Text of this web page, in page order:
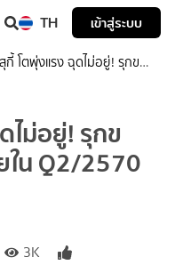
TH เข้าสู่ระบบ
กี้ โตพุ่งแรง ฉุดไม่อยู่! รุกข
ไม่อยู่! รุกข
ใน Q2/2570
3K